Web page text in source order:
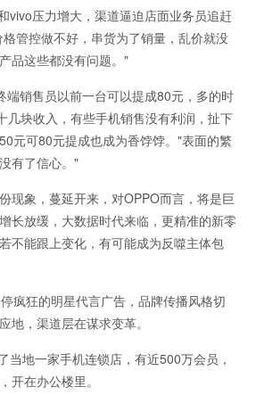
vivo压力增大，渠道逼迫店面业务员追赶
管控做不好，串货为了销量，乱价就没
品这些都没有问题。"
端销售员以前一台可以提成80元，多的时
几块收入，有些手机销售没有利润，扯下
元可80元提成也成为香饽饽。"表面的繁
有了信心。"
现象，蔓延开来，对OPPO而言，将是巨
长放缓，大数据时代来临，更精准的新零
不能跟上变化，有可能成为反噬主体包
疯狂的明星代言广告，品牌传播风格切
地，渠道层在谋求变革。
当地一家手机连锁店，有近500万会员，
开在办公楼里。